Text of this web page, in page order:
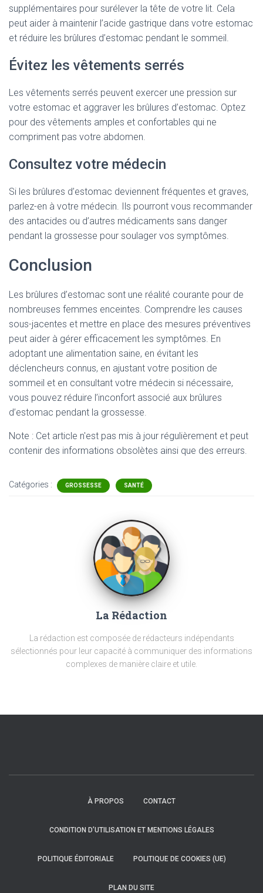
supplémentaires pour surélever la tête de votre lit. Cela
peut aider à maintenir l’acide gastrique dans votre estomac
et réduire les brûlures d’estomac pendant le sommeil.
Évitez les vêtements serrés
Les vêtements serrés peuvent exercer une pression sur
votre estomac et aggraver les brûlures d’estomac. Optez
pour des vêtements amples et confortables qui ne
compriment pas votre abdomen.
Consultez votre médecin
Si les brûlures d’estomac deviennent fréquentes et graves,
parlez-en à votre médecin. Ils pourront vous recommander
des antacides ou d’autres médicaments sans danger
pendant la grossesse pour soulager vos symptômes.
Conclusion
Les brûlures d’estomac sont une réalité courante pour de
nombreuses femmes enceintes. Comprendre les causes
sous-jacentes et mettre en place des mesures préventives
peut aider à gérer efficacement les symptômes. En
adoptant une alimentation saine, en évitant les
déclencheurs connus, en ajustant votre position de
sommeil et en consultant votre médecin si nécessaire,
vous pouvez réduire l’inconfort associé aux brûlures
d’estomac pendant la grossesse.
Note : Cet article n'est pas mis à jour régulièrement et peut
contenir des informations obsolètes ainsi que des erreurs.
Catégories : GROSSESSE SANTÉ
La Rédaction
La rédaction est composée de rédacteurs indépendants
sélectionnés pour leur capacité à communiquer des informations
complexes de manière claire et utile.
À PROPOS CONTACT
CONDITION D’UTILISATION ET MENTIONS LÉGALES
POLITIQUE ÉDITORIALE POLITIQUE DE COOKIES (UE)
PLAN DU SITE